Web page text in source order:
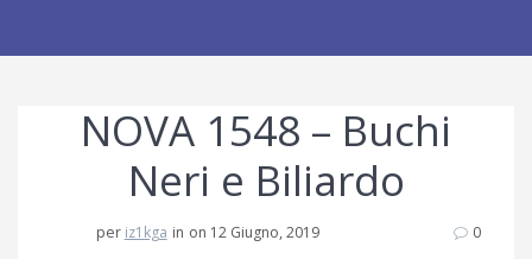
NOVA 1548 – Buchi
Neri e Biliardo
per iz1kga in on 12 Giugno, 2019 0